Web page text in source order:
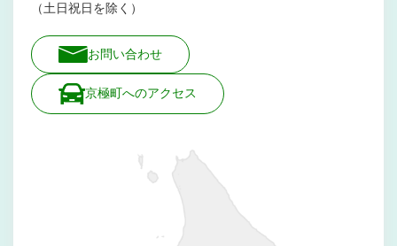
（土日祝日を除く）
お問い合わせ
京極町へのアクセス